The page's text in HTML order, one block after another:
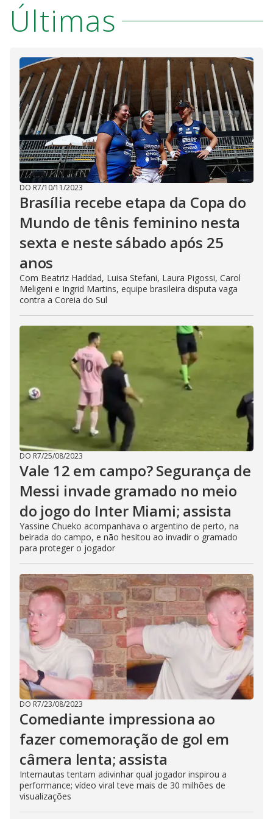
Últimas
DO R7/10/11/2023
Brasília recebe etapa da Copa do
Mundo de tênis feminino nesta
sexta e neste sábado após 25
anos
Com Beatriz Haddad, Luisa Stefani, Laura Pigossi, Carol
Meligeni e Ingrid Martins, equipe brasileira disputa vaga
contra a Coreia do Sul
DO R7/25/08/2023
Vale 12 em campo? Segurança de
Messi invade gramado no meio
do jogo do Inter Miami; assista
Yassine Chueko acompanhava o argentino de perto, na
beirada do campo, e não hesitou ao invadir o gramado
para proteger o jogador
DO R7/23/08/2023
Comediante impressiona ao
fazer comemoração de gol em
câmera lenta; assista
Internautas tentam adivinhar qual jogador inspirou a
performance; vídeo viral teve mais de 30 milhões de
visualizações